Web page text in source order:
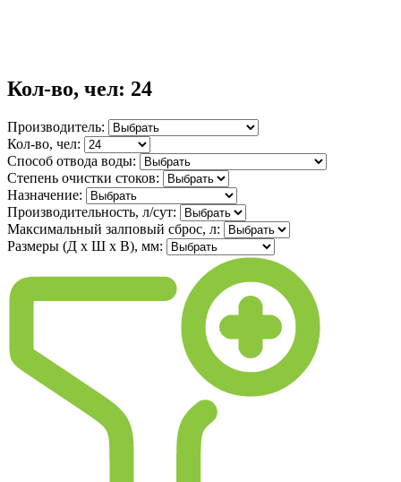
Кол-во, чел: 24
Производитель:
Кол-во, чел:
Способ отвода воды:
Степень очистки стоков:
Назначение:
Производительность, л/сут:
Максимальный залповый сброс, л:
Размеры (Д х Ш х В), мм: